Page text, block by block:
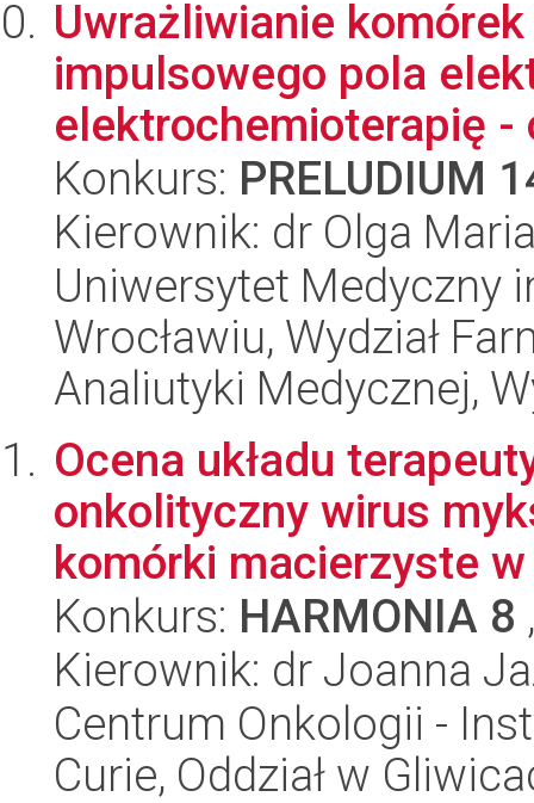
Uwrażliwianie
impulsowego pola
elektrochemioterapię -
Konkurs: PRELUDIUM
Kierownik: dr Olga
Uniwersytet Medyczny
Wrocławiu, Wydział
Analiutyki Medycznej,
Ocena układu
onkolityczny wirus
komórki macierzyste
Konkurs: HARMONIA 8
Kierownik: dr Joanna
Centrum Onkologii -
Curie, Oddział w